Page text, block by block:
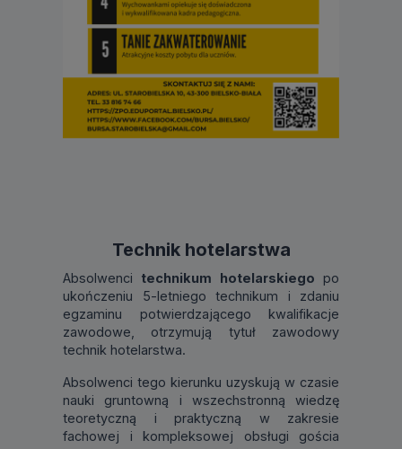
Technik hotelarstwa
Absolwenci technikum hotelarskiego po
ukończeniu 5-letniego technikum i zdaniu
egzaminu potwierdzającego kwalifikacje
zawodowe, otrzymują tytuł zawodowy
technik hotelarstwa.
Absolwenci tego kierunku uzyskują w czasie
nauki gruntowną i wszechstronną wiedzę
teoretyczną i praktyczną w zakresie
fachowej i kompleksowej obsługi gościa